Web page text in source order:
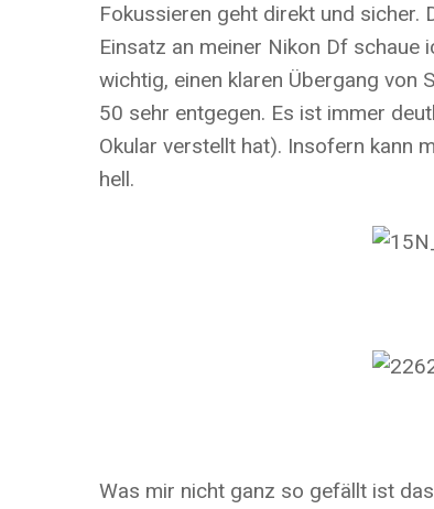
Fokussieren geht direkt und
Einsatz an meiner Nikon Df
wichtig, einen klaren Übergang von
50 sehr entgegen. Es ist immer
Okular verstellt hat). Insofern kann
hell.
Was mir nicht ganz so gefällt ist